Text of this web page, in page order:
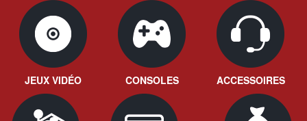
JEUX VIDÉO CONSOLES ACCESSOIRES